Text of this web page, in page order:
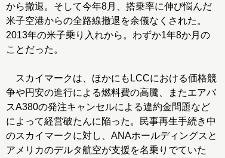
から撤退。そして今年8月、搭乗率に伸び悩んだ
米子空港からの全路線撤退を余儀なくされた。
2013年の米子乗り入れから。わずか1年8か月の
ことだった。
スカイマークは、ほかにもLCCにおける価格競
争や円安の進行による燃料費の高騰、またエアバ
スA380の発注キャンセルによる違約金問題など
によって経営破たんに陥った。民事再生手続き中
のスカイマークに対し、ANAホールディングスと
アメリカのデルタ航空が支援を名乗りでていた